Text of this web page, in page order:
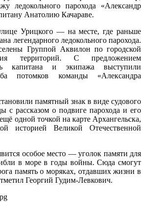
ледокольного парохода «Александр
Анатолию Качараве.
Урицкого — на месте, где раньше
легендарного ледокольного парохода.
Группой Аквилон по городской
территорий. С предложением
капитана и экипажа выступили
потомков команды «Александра
памятный знак в виде судового
с рассказом о подвиге парохода и его
одной точкой на карте Архангельска,
историей Великой Отечественной
особое место — уголок памяти для
в море в годы войны. Сюда смогут
память о моряках, отдавших жизни в
Георгий Гудим-Левкович.